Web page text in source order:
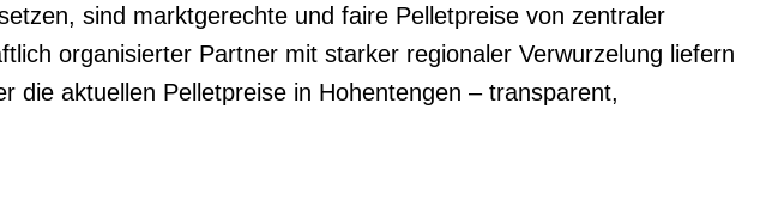
sind marktgerechte und faire Pelletpreise von zentraler
organisierter Partner mit starker regionaler Verwurzelung liefern
die aktuellen Pelletpreise in Hohentengen – transparent,